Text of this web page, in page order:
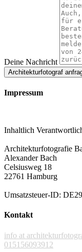
Deine Nachricht
Architekturfotograf
Impressum
Inhaltlich
Architekturfotografie
Alexander Bach
Celsiusweg 18
22761 Hamburg
Umsatzsteuer-ID:
Kontakt
info at
015156093912